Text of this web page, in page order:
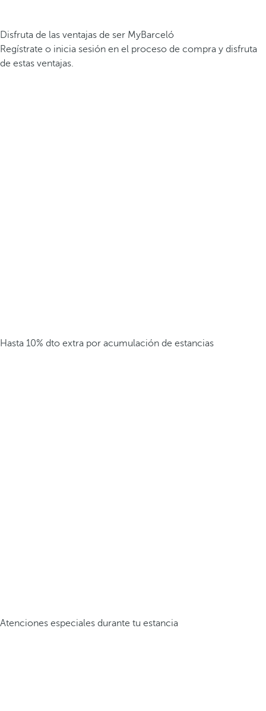
Disfruta de las ventajas de ser MyBarceló
Regístrate o inicia sesión en el proceso de compra y disfruta
de estas ventajas.
Hasta 10% dto extra por acumulación de estancias
Atenciones especiales durante tu estancia